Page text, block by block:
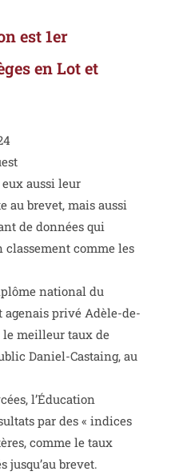
est 1er
en Lot et
aussi leur
au brevet, mais aussi
de données qui
comme les
national du
agenais privé Adèle-de-
meilleur taux de
Daniel-Castaing, au
l’Éducation
par des « indices
comme le taux
jusqu’au brevet.